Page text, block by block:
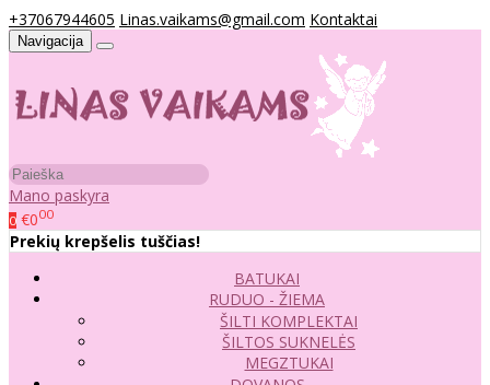
+37067944605 Linas.vaikams@gmail.com Kontaktai
Navigacija
Mano paskyra
0 €000
Prekių krepšelis tuščias!
BATUKAI
RUDUO - ŽIEMA
ŠILTI KOMPLEKTAI
ŠILTOS SUKNELĖS
MEGZTUKAI